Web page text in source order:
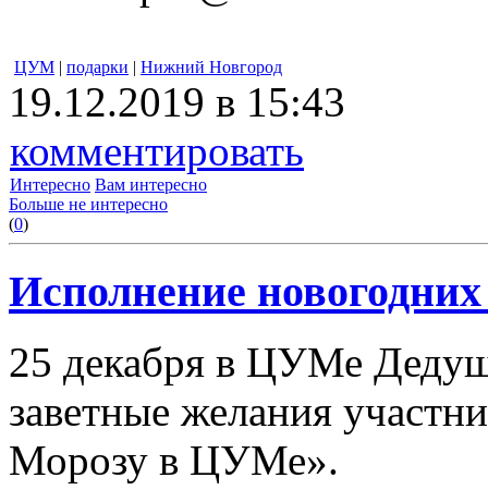
ЦУМ | подарки | Нижний Новгород
19.12.2019 в 15:43
комментировать
Интересно Вам интересно
Больше не интересно
(0)
Исполнение
25 декабря в ЦУМе
заветные желания
Морозу в ЦУМе».